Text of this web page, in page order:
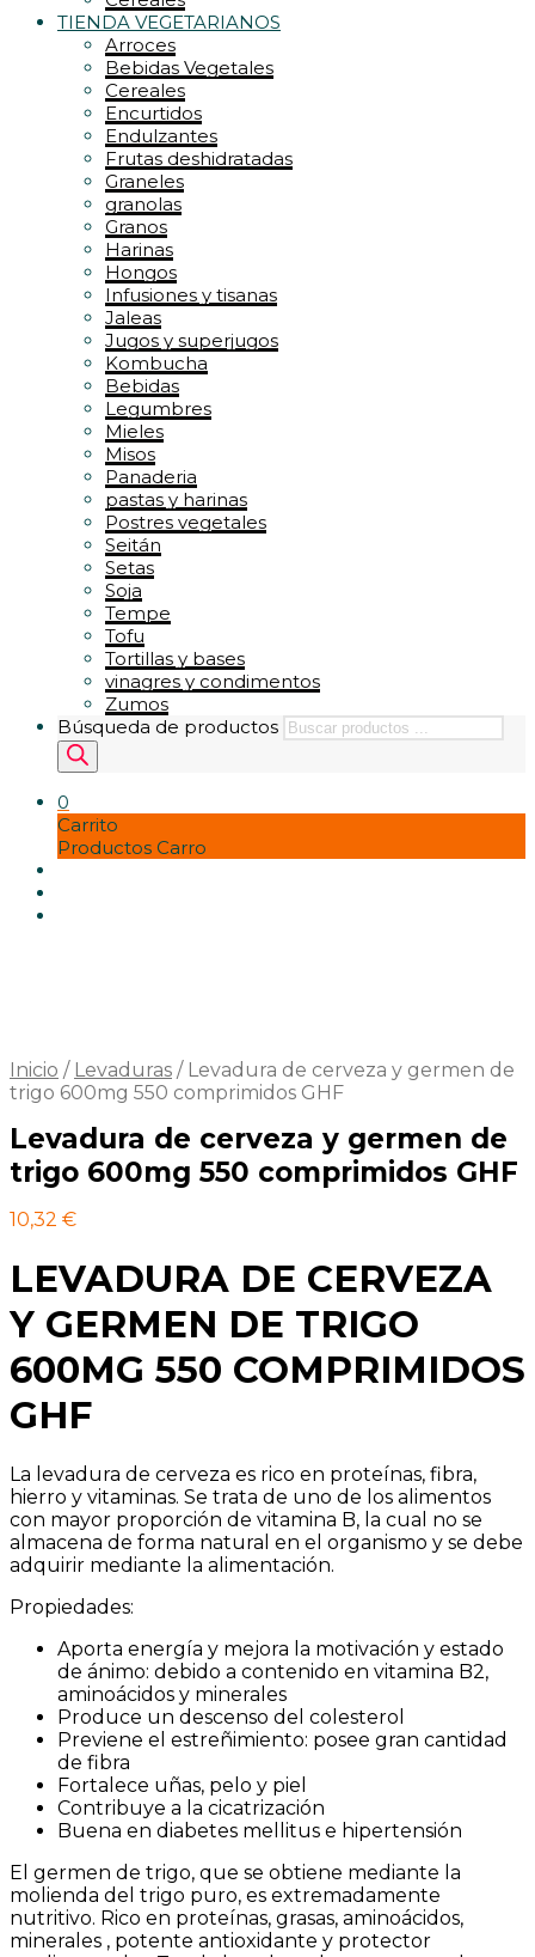
TIENDA VEGETARIANOS
Arroces
Bebidas Vegetales
Cereales
Encurtidos
Endulzantes
Frutas deshidratadas
Graneles
granolas
Granos
Harinas
Hongos
Infusiones y tisanas
Jaleas
Jugos y superjugos
Kombucha
Bebidas
Legumbres
Mieles
Misos
Panaderia
pastas y harinas
Postres vegetales
Seitán
Setas
Soja
Tempe
Tofu
Tortillas y bases
vinagres y condimentos
Zumos
Búsqueda de productos
0
Carrito
Productos Carro
Inicio / Levaduras /Levadura de cerveza y germen de
trigo 600mg 550 comprimidos GHF
Levadura de cerveza y germen de
trigo 600mg 550 comprimidos GHF
10,32 €
LEVADURA DE CERVEZA
Y GERMEN DE TRIGO
600MG 550 COMPRIMIDOS
GHF
La levadura de cerveza es rico en proteínas, fibra,
hierro y vitaminas. Se trata de uno de los alimentos
con mayor proporción de vitamina B, la cual no se
almacena de forma natural en el organismo y se debe
adquirir mediante la alimentación.
Propiedades:
Aporta energía y mejora la motivación y estado
de ánimo: debido a contenido en vitamina B2,
aminoácidos y minerales
Produce un descenso del colesterol
Previene el estreñimiento: posee gran cantidad
de fibra
Fortalece uñas, pelo y piel
Contribuye a la cicatrización
Buena en diabetes mellitus e hipertensión
El germen de trigo, que se obtiene mediante la
molienda del trigo puro, es extremadamente
nutritivo. Rico en proteínas, grasas, aminoácidos,
minerales , potente antioxidante y protector